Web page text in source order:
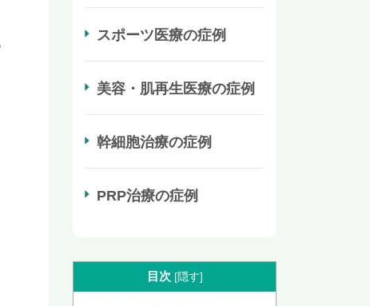
スポーツ医療の症例
美容・肌再生医療の症例
幹細胞治療の症例
PRP治療の症例
目次 [隠す]